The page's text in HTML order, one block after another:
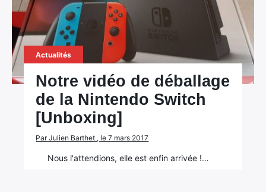
Actualités
Notre vidéo de déballage
de la Nintendo Switch
[Unboxing]
Par Julien Barthet , le 7 mars 2017
Nous l'attendions, elle est enfin arrivée !…